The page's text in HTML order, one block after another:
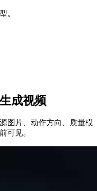
。
成视频
图片、动作方向、质量模
可见。